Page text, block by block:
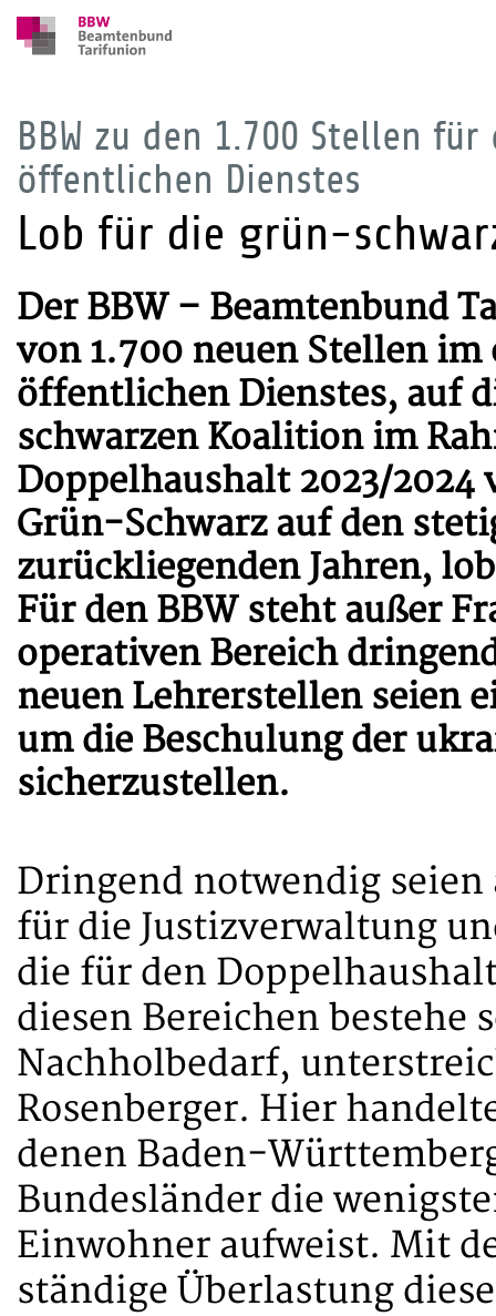
BBW zu den 1.700 Stellen
öffentlichen Dienstes
Lob für die grün-
Der BBW – Beamtenbund
von 1.700 neuen Stellen im
öffentlichen Dienstes, auf
schwarzen Koalition im
Doppelhaushalt 2023/2024
Grün-Schwarz auf den
zurückliegenden Jahren,
Für den BBW steht außer
operativen Bereich
neuen Lehrerstellen seien
um die Beschulung der
sicherzustellen.
Dringend notwendig
für die Justizverwaltung
die für den
diesen Bereichen bestehe
Nachholbedarf,
Rosenberger. Hier
denen Baden-
Bundesländer die
Einwohner aufweist. Mit
ständige Überlastung